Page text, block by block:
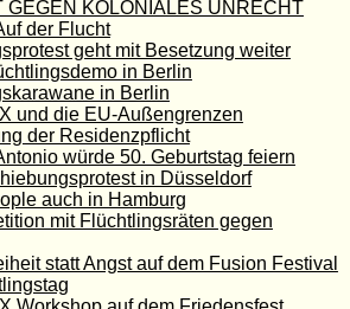
GEGEN KOLONIALES UNRECHT
der Flucht
geht mit Besetzung weiter
in Berlin
in Berlin
und die EU-Außengrenzen
der Residenzpflicht
würde 50. Geburtstag feiern
in Düsseldorf
auch in Hamburg
mit Flüchtlingsräten gegen
statt Angst auf dem Fusion Festival